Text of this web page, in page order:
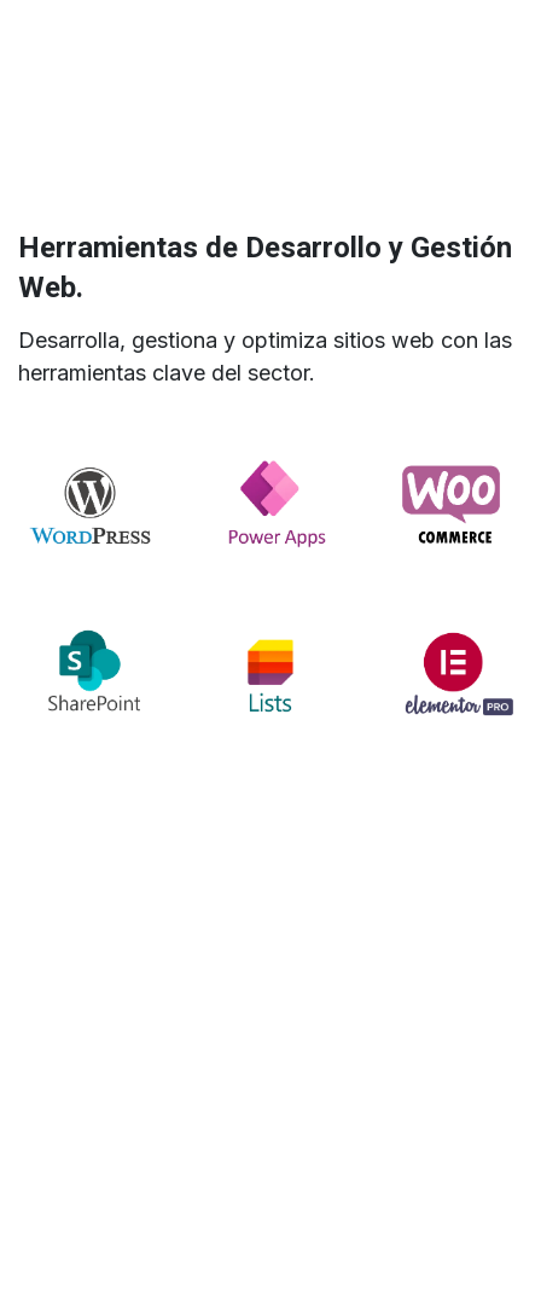
Herramientas de Desarrollo y Gestión
Web.
Desarrolla, gestiona y optimiza sitios web con las
herramientas clave del sector.